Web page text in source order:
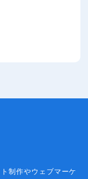
制作やウェブマーケ